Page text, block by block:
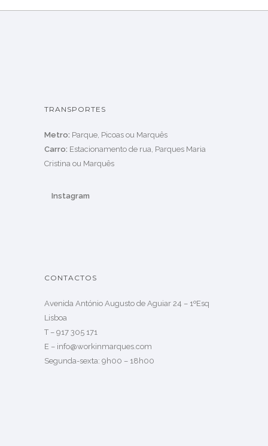
TRANSPORTES
Metro: Parque, Picoas ou Marquês
Carro: Estacionamento de rua, Parques Maria
Cristina ou Marquês
Instagram
CONTACTOS
Avenida António Augusto de Aguiar 24 – 1ºEsq
Lisboa
T – 917 305 171
E – info@workinmarques.com
Segunda-sexta: 9h00 – 18h00